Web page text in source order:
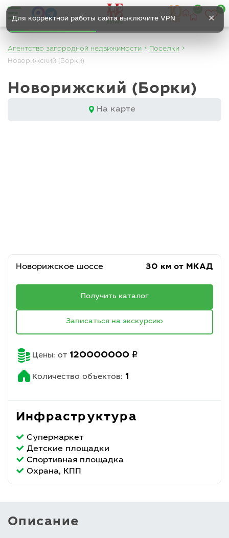
Для корректной работы сайта выключите VPN ✕
0
Агентство загородной недвижимости
Поселки
Новорижский (Борки)
Новорижский (Борки)
На карте
Новорижское шоссе 30 км от МКАД
Получить каталог
Записаться на экскурсию
Цены: от 120000000 q
Количество объектов: 1
Инфраструктура
Супермаркет
Детские площадки
Спортивная площадка
Охрана, КПП
Описание